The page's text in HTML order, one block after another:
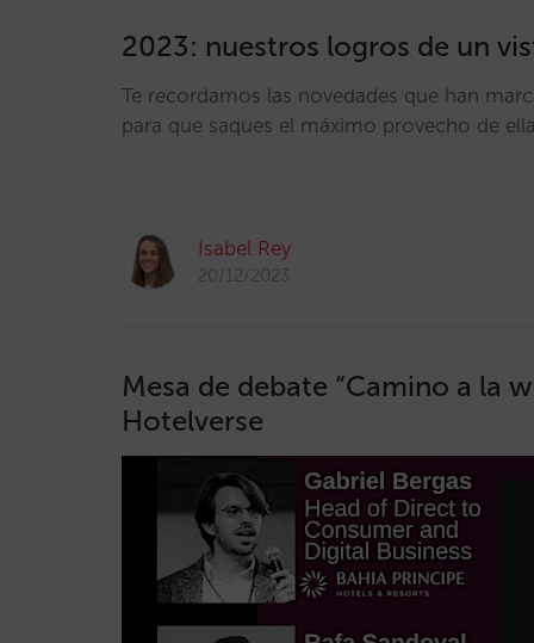
2023: nuestros logros de un
Te recordamos las novedades que han
para que saques el máximo provecho de
Isabel Rey
20/12/2023
Mesa de debate “Camino a la
Hotelverse